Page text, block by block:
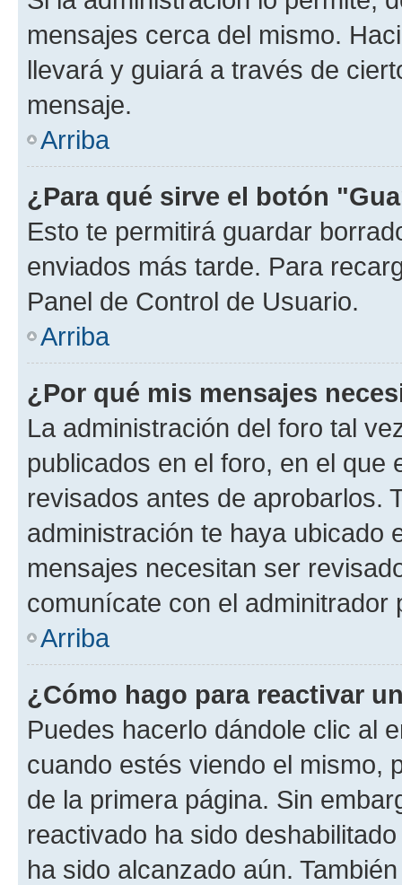
mensajes cerca del mismo.
llevará y guiará a través de
mensaje.
Arriba
¿Para qué sirve el botón
Esto te permitirá guardar
enviados más tarde. Para
Panel de Control de Usuario.
Arriba
¿Por qué mis mensajes
La administración del foro tal
publicados en el foro, en el
revisados antes de aprobarlos.
administración te haya ubicado
mensajes necesitan ser
comunícate con el
Arriba
¿Cómo hago para reactivar
Puedes hacerlo dándole clic al
cuando estés viendo el mismo,
de la primera página. Sin
reactivado ha sido
ha sido alcanzado aún.